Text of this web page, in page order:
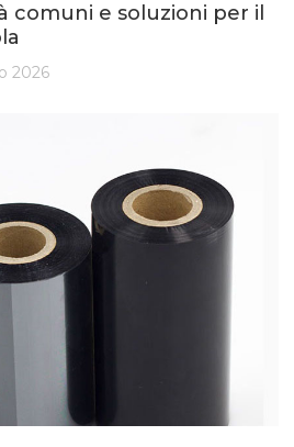
comuni e soluzioni per il
2026